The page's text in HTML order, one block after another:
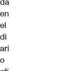
en
el
di
ari
o